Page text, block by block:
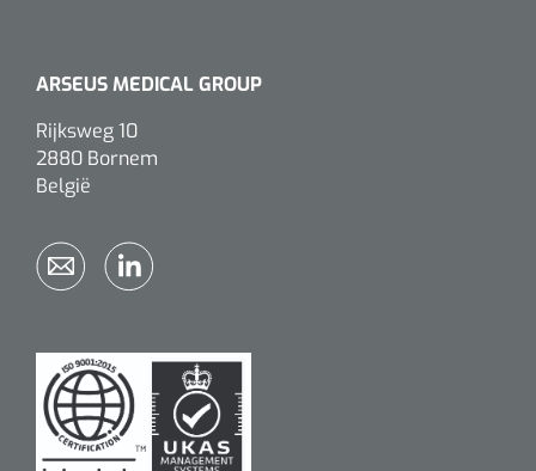
ARSEUS MEDICAL GROUP
Rijksweg 10
2880 Bornem
België